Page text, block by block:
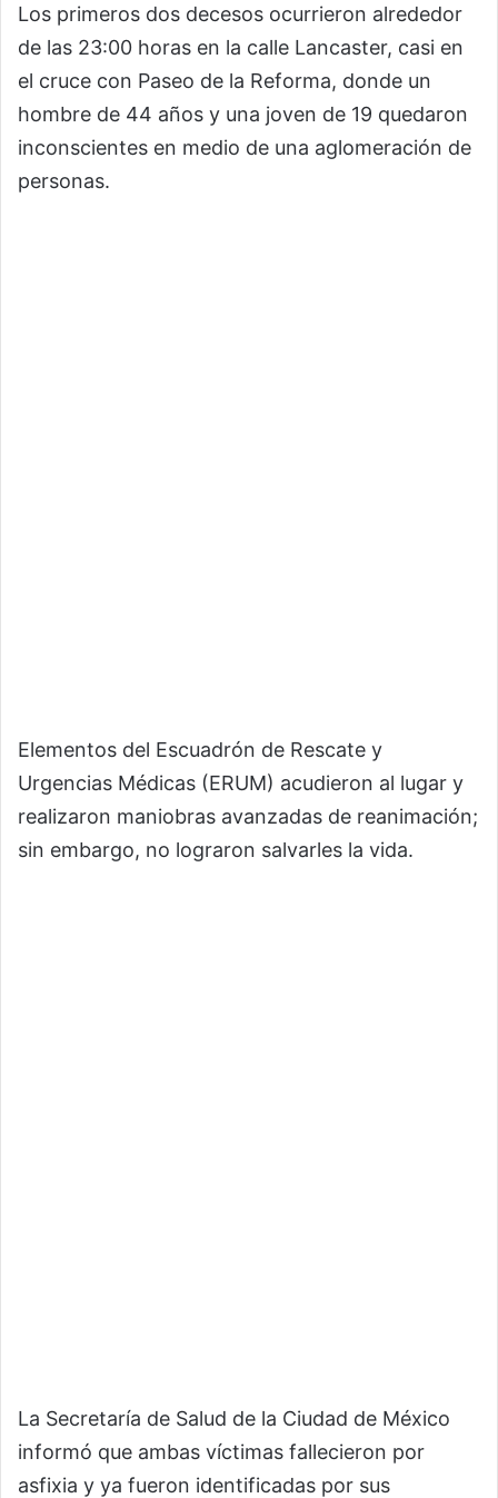
Los primeros dos decesos ocurrieron alrededor
de las 23:00 horas en la calle Lancaster, casi en
el cruce con Paseo de la Reforma, donde un
hombre de 44 años y una joven de 19 quedaron
inconscientes en medio de una aglomeración de
personas.
Elementos del Escuadrón de Rescate y
Urgencias Médicas (ERUM) acudieron al lugar y
realizaron maniobras avanzadas de reanimación;
sin embargo, no lograron salvarles la vida.
La Secretaría de Salud de la Ciudad de México
informó que ambas víctimas fallecieron por
asfixia y ya fueron identificadas por sus